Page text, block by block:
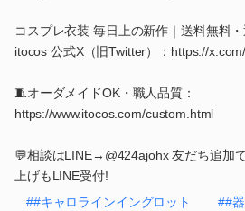
コスプレ衣装 毎日上の新作｜送料無料
itocos 公式X（旧Twitter）：https://
🧵オーダメイドOK・職人品質：
https://www.itocos.com/custom.html
💬相談はLINE→@424ajohx 友だち追加
上げもLINE受付!
##キャロラインイングロット
##